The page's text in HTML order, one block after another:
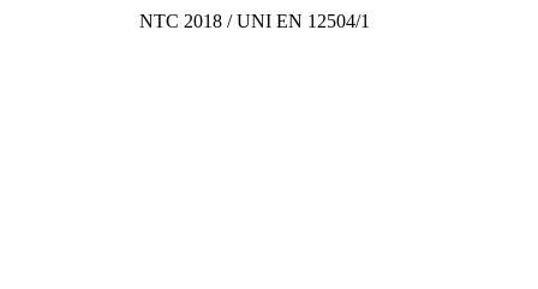
NTC 2018 / UNI EN 12504/1